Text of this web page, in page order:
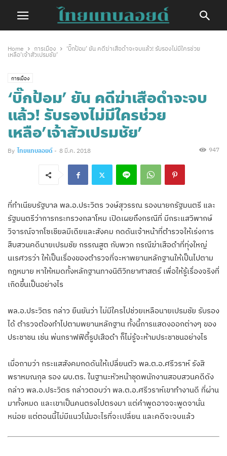
Home การเมือง
‘บิ๊กป้อม’ ยัน คดีฆ่าเสือดำจะจบแล้ว! รับรองไม่มีใครช่วย
เหลือ’เจ้าสัวเปรมชัย’
การเมือง
‘บิ๊กป้อม’ ยัน คดีฆ่าเสือดำจะจบ
แล้ว! รับรองไม่มีใครช่วย
เหลือ’เจ้าสัวเปรมชัย’
By ไทยแทบลอยด์ - 8 มี.ค. 2018 947
ที่ทำเนียบรัฐบาล พล.อ.ประวิตร วงษ์สุวรรณ รองนายกรัฐมนตรี และ
รัฐมนตรีว่าการกระทรวงกลาโหม เปิดเผยถึงกรณีที่ มีกระแสวิพากษ์
วิจารณ์จากโซเชียลมีเดียและสังคม กดดันเจ้าหน้าที่ตำรวจให้เร่งการ
สืบสวนคดีนายเปรมชัย กรรณสูต กับพวก กรณีฆ่าเสือดำที่ทุ่งใหญ่
นเรศวรว่า ให้เป็นเรื่องของตำรวจที่จะหาพยานหลักฐานให้เป็นไปตาม
กฎหมาย หาให้หมดทั้งหลักฐานทางนิติวิทยาศาสตร์ เพื่อให้รู้เรื่องจริงที่
เกิดขึ้นเป็นอย่างไร
พล.อ.ประวิตร กล่าว ยืนยันว่า ไม่มีใครไปช่วยเหลือนายเปรมชัย รับรอง
ได้ ตำรวจต้องทำไปตามพยานหลักฐาน ทั้งนี้การแสดงออกต่างๆ ของ
ประชาชน เช่น พ่นกราฟฟิตี้รูปเสือดำ ก็ไม่รู้จะห้ามประชาชนอย่างไร
เมื่อถามว่า กระแสสังคมกดดันให้เปลี่ยนตัว พล.ต.อ.ศรีวราห์ รังสิ
พราหมณกุล รอง ผบ.ตร. ในฐานะหัวหน้าชุดพนักงานสอบสวนคดีดัง
กล่าว พล.อ.ประวิตร กล่าวตอบว่า พล.ต.อ.ศรีวราห์เขาทำงานดี ที่ผ่าน
มาทั้งหมด และเขาเป็นคนตรงไปตรงมา แต่คำพูดอาจจะพูดจานั่น
หน่อย แต่ตอนนี้ไม่มีแนวโน้มอะไรที่จะเปลี่ยน และคดีจะจบแล้ว